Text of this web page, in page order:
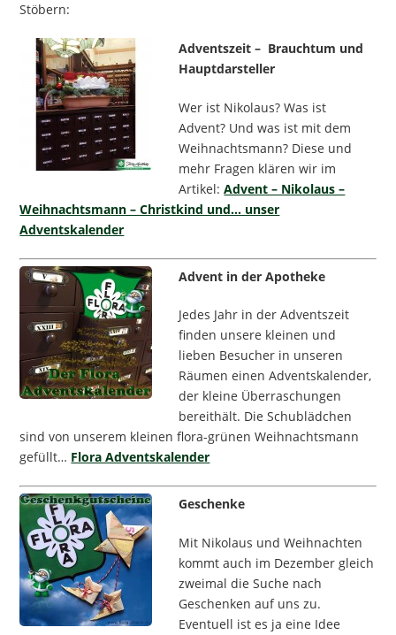
Stöbern:
Adventszeit – Brauchtum und
Hauptdarsteller
Wer ist Nikolaus? Was ist
Advent? Und was ist mit dem
Weihnachtsmann? Diese und
mehr Fragen klären wir im
Artikel:Advent – Nikolaus –
Weihnachtsmann – Christkind und… unser
Adventskalender
Advent in der Apotheke
Jedes Jahr in der Adventszeit
finden unsere kleinen und
lieben Besucher in unseren
Räumen einen Adventskalender,
der kleine Überraschungen
bereithält. Die Schublädchen
sind von unserem kleinen flora-grünen Weihnachtsmann
gefüllt… Flora Adventskalender
Geschenke
Mit Nikolaus und Weihnachten
kommt auch im Dezember gleich
zweimal die Suche nach
Geschenken auf uns zu.
Eventuell ist es ja eine Idee